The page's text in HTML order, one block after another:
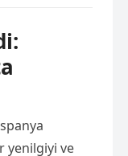
GSE,
yenilgiyi ve